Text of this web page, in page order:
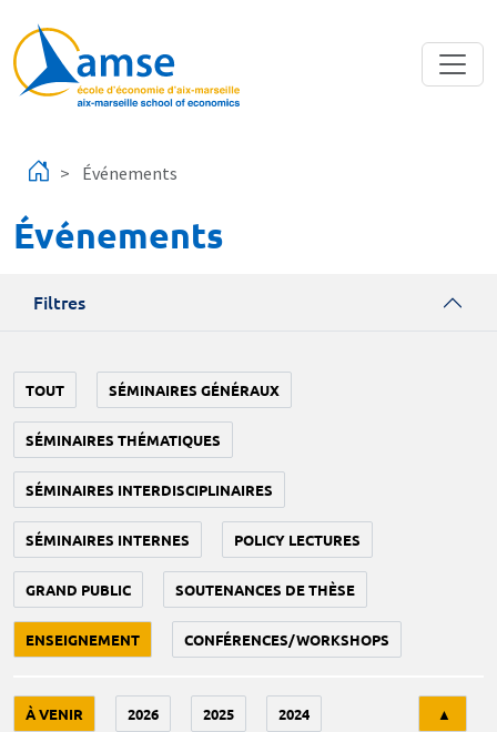
Événements
Événements
Filtres
TOUT SÉMINAIRES GÉNÉRAUX
SÉMINAIRES THÉMATIQUES
SÉMINAIRES INTERDISCIPLINAIRES
SÉMINAIRES INTERNES POLICY LECTURES
GRAND PUBLIC SOUTENANCES DE THÈSE
ENSEIGNEMENT CONFÉRENCES/WORKSHOPS
À VENIR 2026 2025 2024 ▲